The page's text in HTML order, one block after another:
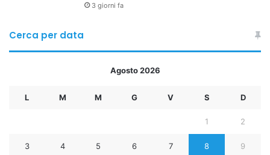
3 giorni fa
Cerca per data
Agosto 2026
L M M G V S D
1 2
3 4 5 6 7 8 9